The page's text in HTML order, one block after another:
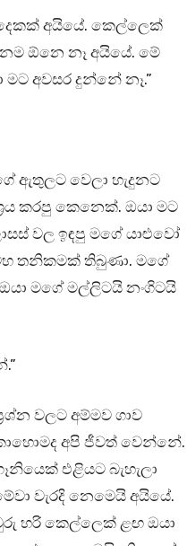
අයියේ. කෙල්ලෙක්
ඕනෙ නෑ අයියේ. මේ
අවසර දුන්නේ නෑ.”
ඇතුලට වෙලා හැදුනට
කරපු කෙනෙක්. ඔයා මට
වල ඉඳපු මගේ යාළුවෝ
තනිකමක් තිබුණා. මගේ
මගේ මල්ලිටයි නංගිටයි
වලට අම්මව ගාව
අපි ජීවත් වෙන්නේ.
එළියට බැහැලා
වැරදි නෙමෙයි අයියේ.
හරි කෙල්ලෙක් ළඟ ඔයා